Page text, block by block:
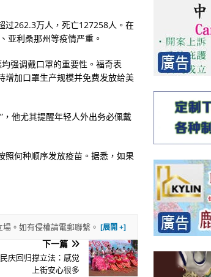
过262.3万人，死亡127258人。在
亚利桑那州等疫情严重。
强调戴口罩的重要性。福奇表
增加口罩生产规模并免费发放给美
他尤其提醒年轻人外出务必佩戴
照何种顺序发放疫苗。据悉，如果
。如有侵權請電郵聯繫。
下一篇
庆回归撑立法：感觉
上街安心很多